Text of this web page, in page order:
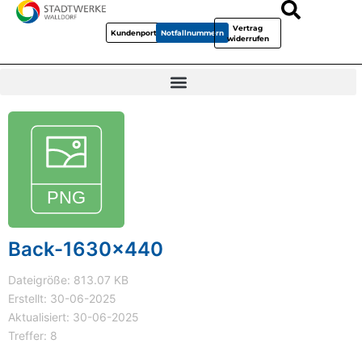
KundenportalNotfallnummern
Vertrag
widerrufen
Back-1630x440
Dateigröße: 813.07 KB
Erstellt: 30-06-2025
Aktualisiert: 30-06-2025
Treffer: 8